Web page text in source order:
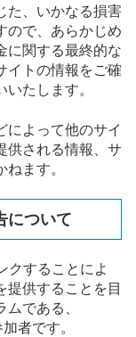
た、いかなる損害
ので、あらかじめ
に関する最終的な
イトの情報をご確
たします。
によって他のサイ
供される情報、サ
ます。
について
クすることによ
提供することを目
である、
者です。